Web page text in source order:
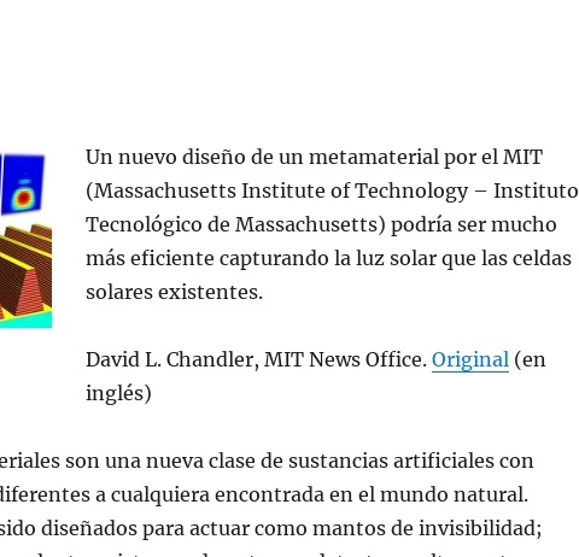
Un nuevo diseño de un metamaterial por el MIT
(Massachusetts Institute of Technology – Instituto
Tecnológico de Massachusetts) podría ser mucho
más eficiente capturando la luz solar que las celdas
solares existentes.
David L. Chandler, MIT News Office. Original (en
inglés)
son una nueva clase de sustancias artificiales con
a cualquiera encontrada en el mundo natural.
diseñados para actuar como mantos de invisibilidad;